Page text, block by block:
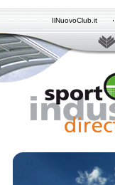
IlNuovoClub.it